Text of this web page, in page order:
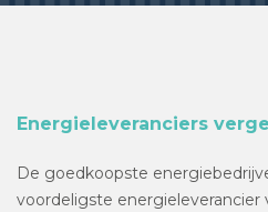
Energieleveranciers
De goedkoopste
voordeligste